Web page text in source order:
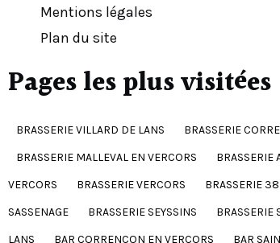
Mentions légales
Plan du site
Pages les plus visitées
BRASSERIE VILLARD DE LANS BRASSERIE
BRASSERIE MALLEVAL EN VERCORS
BRASSERIE
VERCORS
BRASSERIE VERCORS BRASSERIE 38
SASSENAGE
BRASSERIE SEYSSINS BRASSERIE
LANS
BAR CORRENÇON EN VERCORS BAR